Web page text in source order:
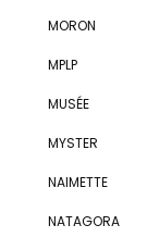
MORON
MPLP
MUSÉE
MYSTER
NAIMETTE
NATAGORA